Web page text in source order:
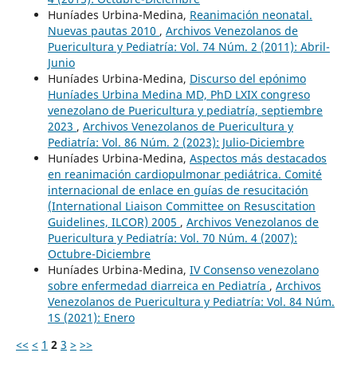
Huníades Urbina-Medina, Reanimación neonatal.
Nuevas pautas 2010 , Archivos Venezolanos de
Puericultura y Pediatría: Vol. 74 Núm. 2 (2011): Abril-
Junio
Huníades Urbina-Medina, Discurso del epónimo
Huníades Urbina Medina MD, PhD LXIX congreso
venezolano de Puericultura y pediatría, septiembre
2023 , Archivos Venezolanos de Puericultura y
Pediatría: Vol. 86 Núm. 2 (2023): Julio-Diciembre
Huníades Urbina-Medina, Aspectos más destacados
en reanimación cardiopulmonar pediátrica. Comité
internacional de enlace en guías de resucitación
(International Liaison Committee on Resuscitation
Guidelines, ILCOR) 2005 , Archivos Venezolanos de
Puericultura y Pediatría: Vol. 70 Núm. 4 (2007):
Octubre-Diciembre
Huníades Urbina-Medina, IV Consenso venezolano
sobre enfermedad diarreica en Pediatría , Archivos
Venezolanos de Puericultura y Pediatría: Vol. 84 Núm.
1S (2021): Enero
<< < 1 2 3 > >>